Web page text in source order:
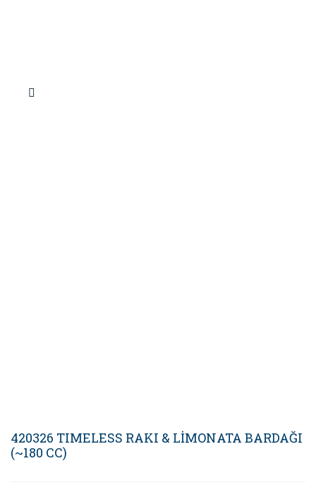
420326 TIMELESS RAKI & LİMONATA BARDAĞI
(~180 CC)